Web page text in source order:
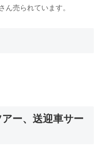
ん売られています。
ー、送迎車サー